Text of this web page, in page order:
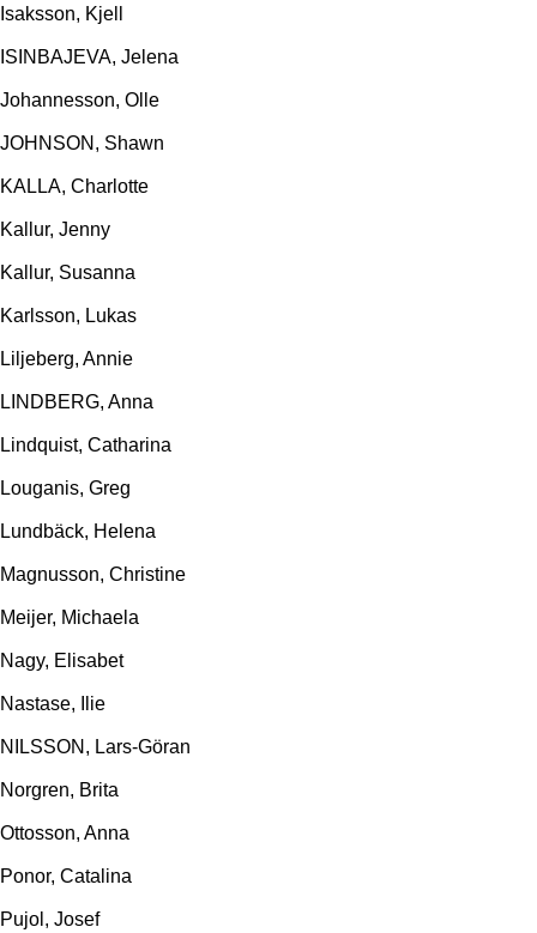
Isaksson, Kjell
ISINBAJEVA, Jelena
Johannesson, Olle
JOHNSON, Shawn
KALLA, Charlotte
Kallur, Jenny
Kallur, Susanna
Karlsson, Lukas
Liljeberg, Annie
LINDBERG, Anna
Lindquist, Catharina
Louganis, Greg
Lundbäck, Helena
Magnusson, Christine
Meijer, Michaela
Nagy, Elisabet
Nastase, Ilie
NILSSON, Lars-Göran
Norgren, Brita
Ottosson, Anna
Ponor, Catalina
Pujol, Josef